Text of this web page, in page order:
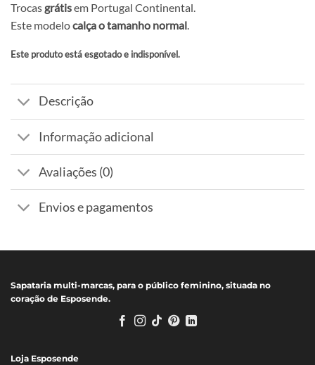
Trocas grátisem Portugal Continental.
Este modelocalça o tamanho normal.
Este produto está esgotado e indisponível.
Alternative:
Descrição
Informação adicional
Avaliações (0)
Envios e pagamentos
Sapataria multi-marcas, para o público feminino, situada no
coração de Esposende.
Loja Esposende